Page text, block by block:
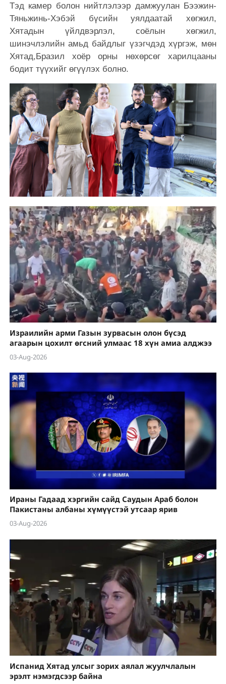
Тэд камер болон нийтлэлээр дамжуулан Бээжин-
Тяньжинь-Хэбэй бүсийн уялдаатай хөгжил,
Хятадын үйлдвэрлэл, соёлын хөгжил,
шинэчлэлийн амьд байдлыг үзэгчдэд хүргэж, мөн
Хятад,Бразил хоёр орны нөхөрсөг харилцааны
бодит түүхийг өгүүлэх болно.
Израилийн арми Газын зурвасын олон бүсэд
агаарын цохилт өгсний улмаас 18 хүн амиа алджээ
03-Aug-2026
Ираны Гадаад хэргийн сайд Саудын Араб болон
Пакистаны албаны хүмүүстэй утсаар ярив
03-Aug-2026
Испанид Хятад улсыг зорих аялал жуулчлалын
эрэлт нэмэгдсээр байна